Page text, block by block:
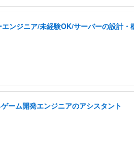
エンジニア/未経験OK/サーバーの設計
ーム開発エンジニアのアシスタント